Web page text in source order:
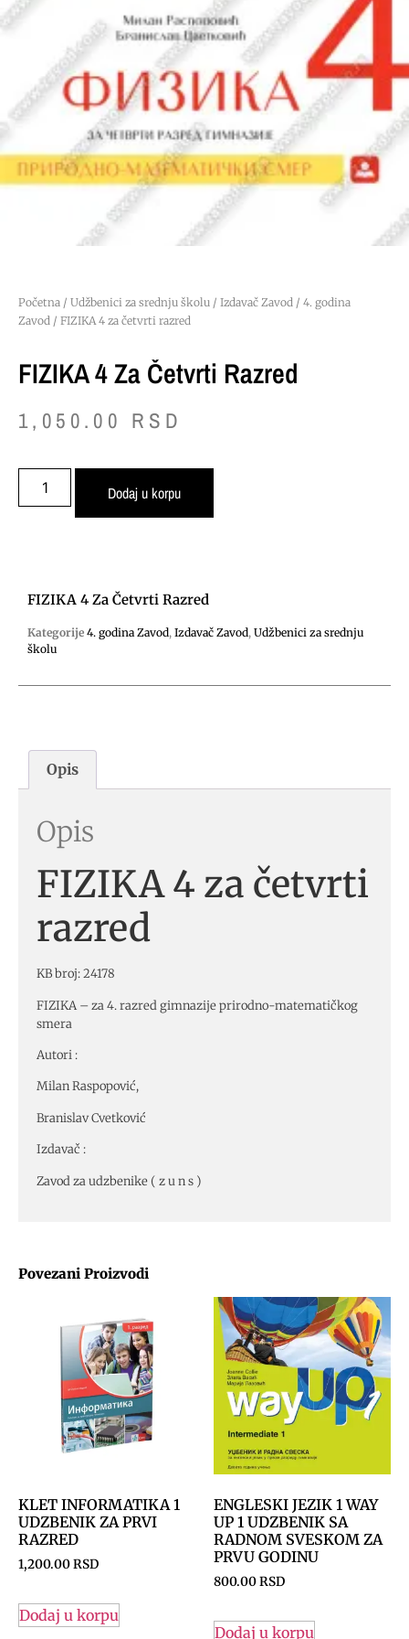
Početna / Udžbenici za srednju školu / Izdavač Zavod / 4. godina
Zavod / FIZIKA 4 za četvrti razred
FIZIKA 4 Za Četvrti Razred
1,050.00 RSD
Dodaj u korpu
Povezani Proizvodi
KLET INFORMATIKA 1
UDZBENIK ZA PRVI
RAZRED
1,200.00RSD
Dodaj u korpu
ENGLESKI JEZIK 1 WAY
UP 1 UDZBENIK SA
RADNOM SVESKOM ZA
PRVU GODINU
800.00RSD
Dodaj u korpu
FIZIKA 4 Za Četvrti Razred
Kategorije 4. godina Zavod, Izdavač Zavod, Udžbenici za srednju
školu
Opis
Opis
FIZIKA 4 za četvrti
razred
KB broj: 24178
FIZIKA – za 4. razred gimnazije prirodno-matematičkog
smera
Autori :
Milan Raspopović,
Branislav Cvetković
Izdavač :
Zavod za udzbenike ( z u n s )